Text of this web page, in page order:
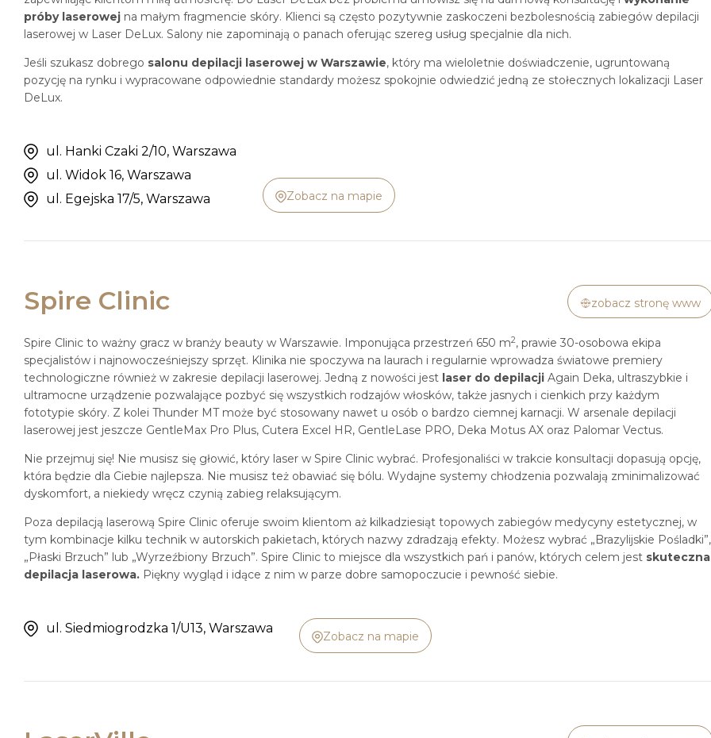
próby laserowej na małym fragmencie skóry. Klienci są często pozytywnie zaskoczeni bezbolesnością zabiegów depilacji
laserowej w Laser DeLux. Salony nie zapominają o panach oferując szereg usług specjalnie dla nich.
Jeśli szukasz dobrego salonu depilacji laserowej w Warszawie, który ma wieloletnie doświadczenie, ugruntowaną
pozycję na rynku i wypracowane odpowiednie standardy możesz spokojnie odwiedzić jedną ze stołecznych lokalizacji Laser
DeLux.
ul. Hanki Czaki 2/10, Warszawa
ul. Widok 16, Warszawa
ul. Egejska 17/5, Warszawa
Zobacz na mapie
Spire Clinic zobacz stronę www
Spire Clinic to ważny gracz w branży beauty w Warszawie. Imponująca przestrzeń 650 m2, prawie 30-osobowa ekipa
specjalistów i najnowocześniejszy sprzęt. Klinika nie spoczywa na laurach i regularnie wprowadza światowe premiery
technologiczne również w zakresie depilacji laserowej. Jedną z nowości jest laser do depilacji Again Deka, ultraszybkie i
ultramocne urządzenie pozwalające pozbyć się wszystkich rodzajów włosków, także jasnych i cienkich przy każdym
fototypie skóry. Z kolei Thunder MT może być stosowany nawet u osób o bardzo ciemnej karnacji. W arsenale depilacji
laserowej jest jeszcze GentleMax Pro Plus, Cutera Excel HR, GentleLase PRO, Deka Motus AX oraz Palomar Vectus.
Nie przejmuj się! Nie musisz się głowić, który laser w Spire Clinic wybrać. Profesjonaliści w trakcie konsultacji dopasują opcję,
która będzie dla Ciebie najlepsza. Nie musisz też obawiać się bólu. Wydajne systemy chłodzenia pozwalają zminimalizować
dyskomfort, a niekiedy wręcz czynią zabieg relaksującym.
Poza depilacją laserową Spire Clinic oferuje swoim klientom aż kilkadziesiąt topowych zabiegów medycyny estetycznej, w
tym kombinacje kilku technik w autorskich pakietach, których nazwy zdradzają efekty. Możesz wybrać „Brazylijskie Pośladki”,
„Płaski Brzuch” lub „Wyrzeźbiony Brzuch”. Spire Clinic to miejsce dla wszystkich pań i panów, których celem jest skuteczna
depilacja laserowa. Piękny wygląd i idące z nim w parze dobre samopoczucie i pewność siebie.
ul. Siedmiogrodzka 1/U13, Warszawa
Zobacz na mapie